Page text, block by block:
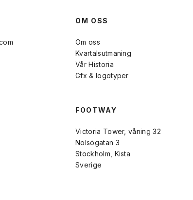
OM OSS
Om oss
Kvartalsutmaning
Vår Historia
Gfx & logotyper
FOOTWAY
Victoria Tower, våning 32
Nolsögatan 3
Stockholm, Kista
Sverige